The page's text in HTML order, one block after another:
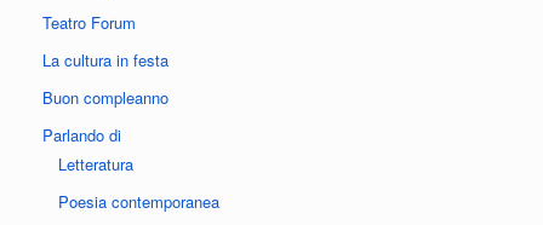
Teatro Forum
La cultura in festa
Buon compleanno
Parlando di
Letteratura
Poesia contemporanea